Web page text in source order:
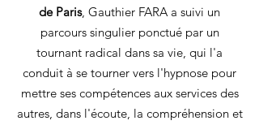
de Paris, Gauthier FARA a suivi un
parcours singulier ponctué par un
tournant radical dans sa vie, qui l'a
conduit à se tourner vers l'hypnose pour
mettre ses compétences aux services des
autres, dans l'écoute, la compréhension et